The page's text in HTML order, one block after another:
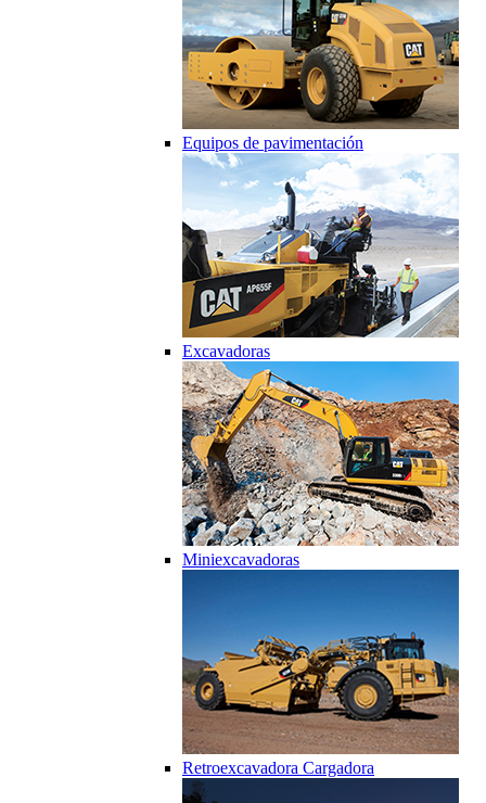
Equipos de pavimentación
Excavadoras
Miniexcavadoras
Retroexcavadora Cargadora